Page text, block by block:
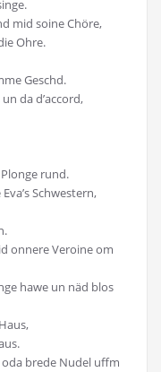
mid soine Chöre,
Ohre.
Geschd.
da d’accord,
rund.
Schwestern,
onnere Veroine om
hawe un näd blos
brede Nudel uffm